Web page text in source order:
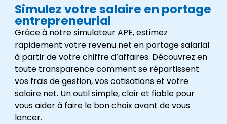
Simulez votre salaire en portage
entrepreneurial
Grâce à notre simulateur APE, estimez
rapidement votre revenu net en portage salarial
à partir de votre chiffre d’affaires. Découvrez en
toute transparence comment se répartissent
vos frais de gestion, vos cotisations et votre
salaire net. Un outil simple, clair et fiable pour
vous aider à faire le bon choix avant de vous
lancer.